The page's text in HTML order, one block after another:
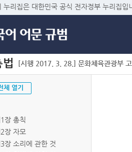
누리집은 대한민국 공식 전자정부 누리집입
[시행 2017. 3. 28.] 문화체육관광부
체 열기
장 총칙
장 자모
장 소리에 관한 것